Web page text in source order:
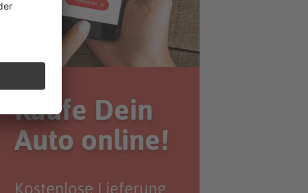
Kaufe Dein
Auto online!
Kostenlose Lieferung